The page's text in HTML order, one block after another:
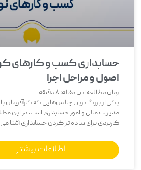
حسابداری کسب و کارهای
اصول و مراحل اجرا
زمان مطالعه این مقاله:8دقیقه
یکی از بزرگ‌ ترین چالش‌هایی که کارآفرینان
کاربردی برای ساده تر کردن حسابداری آشنا
اطلاعات بیشتر